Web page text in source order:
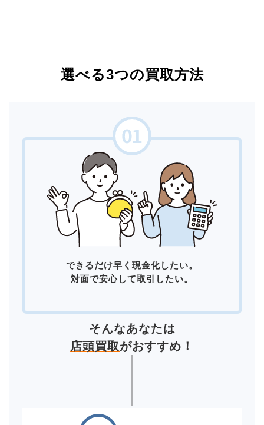
選べる3つの買取方法
できるだけ早く現金化したい。
対面で安心して取引したい。
そんなあなたは
店頭買取がおすすめ！